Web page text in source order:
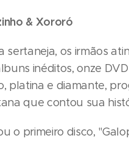
& Xororó
sertaneja, os irmãos
inéditos, onze
platina e diamante,
que contou sua
o primeiro disco,